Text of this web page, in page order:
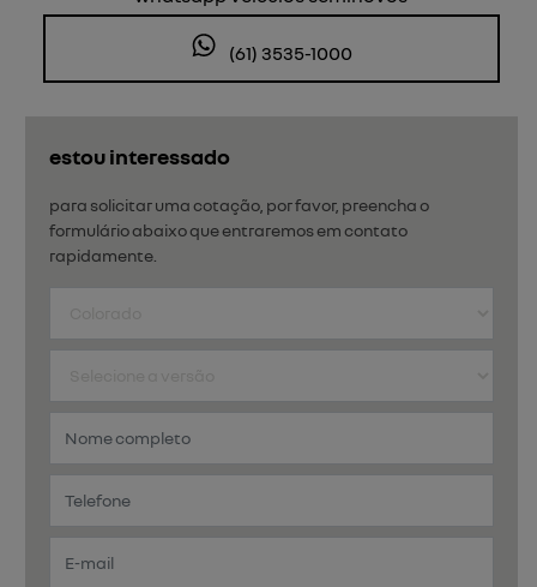
estou interessado
para solicitar uma cotação, por favor, preencha o
formulário abaixo que entraremos em contato
rapidamente.
(61) 3535-1000